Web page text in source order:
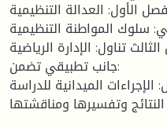
الأول: العدالة التنظيمية
سلوك المواطنة التنظيمية
تناول: الإدارة الرياضية
جانب تطبيقي تضمن:
الإجراءات الميدانية للدراسة
وتفسيرها ومناقشتها